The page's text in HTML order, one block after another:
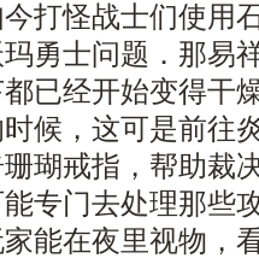
打怪战士们使用
勇士问题．那易
已经开始变得干
候，这可是前往
瑚戒指，帮助裁
专门去处理那些
能在夜里视物，